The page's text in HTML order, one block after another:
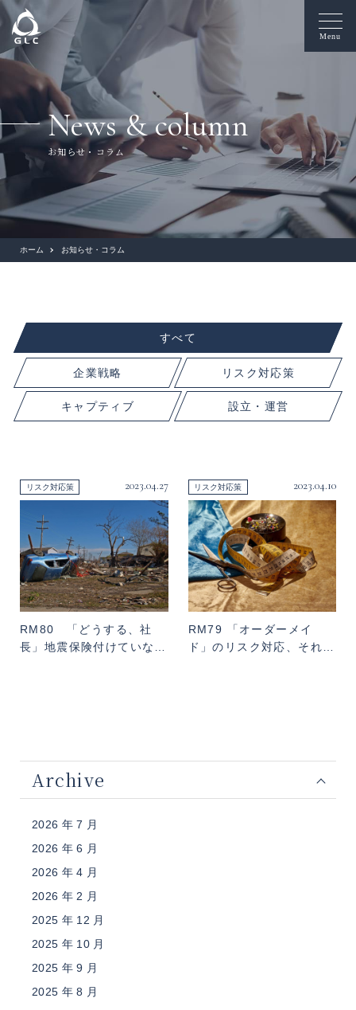
Menu
News & column
お知らせ・コラム
ホーム お知らせ・コラム
すべて
企業戦略 リスク対応策
キャプティブ 設立・運営
リスク対応策 2023.04.27
RM80 「どうする、社
長」地震保険付けていな…
リスク対応策 2023.04.10
RM79 「オーダーメイ
ド」のリスク対応、それ…
Archive
2026 年 7 月
2026 年 6 月
2026 年 4 月
2026 年 2 月
2025 年 12 月
2025 年 10 月
2025 年 9 月
2025 年 8 月